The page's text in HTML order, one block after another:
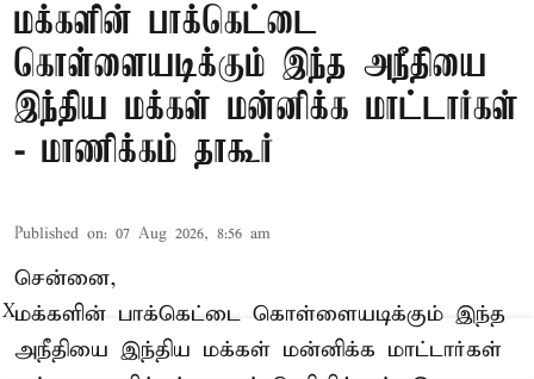
மக்களின் பாக்கெட்டை
கொள்ளையடிக்கும் இந்த அநீதியை
இந்திய மக்கள் மன்னிக்க மாட்டார்கள்
- மாணிக்கம் தாகூர்
Published on: 07 Aug 2026, 8:56 am
சென்னை,
மக்களின் பாக்கெட்டை கொள்ளையடிக்கும் இந்த
அநீதியை இந்திய மக்கள் மன்னிக்க மாட்டார்கள்
X